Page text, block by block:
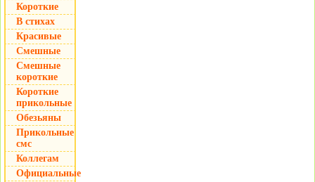
Короткие
В стихах
Красивые
Смешные
Смешные
короткие
Короткие
прикольные
Обезьяны
Прикольные
смс
Коллегам
Официальные